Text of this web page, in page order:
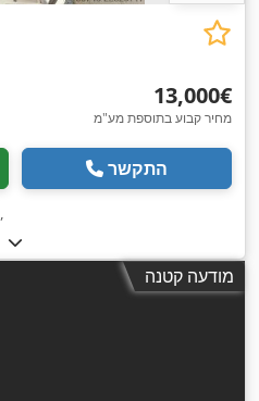
‏13,000 ‏€
מחיר קבוע בתוספת מע"מ
התקשר
,
מודעה קטנה